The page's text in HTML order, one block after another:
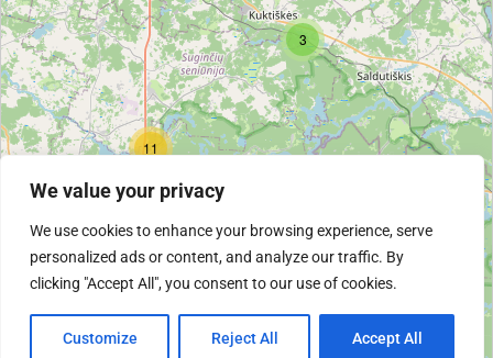
We value your privacy
We use cookies to enhance your browsing experience, serve
personalized ads or content, and analyze our traffic. By
clicking "Accept All", you consent to our use of cookies.
Customize Reject All Accept All
12
11
2
3